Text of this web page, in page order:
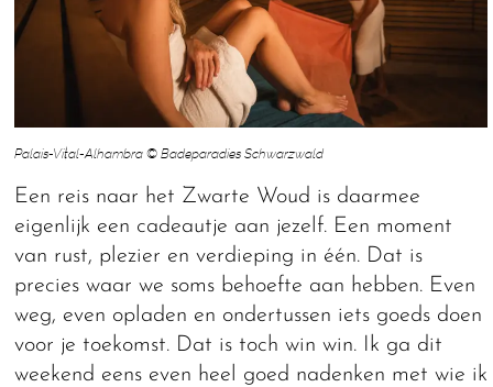
Palais-Vital-Alhambra © Badeparadies Schwarzwald
Een reis naar het Zwarte Woud is daarmee
eigenlijk een cadeautje aan jezelf. Een moment
van rust, plezier en verdieping in één. Dat is
precies waar we soms behoefte aan hebben. Even
weg, even opladen en ondertussen iets goeds doen
voor je toekomst. Dat is toch win win. Ik ga dit
weekend eens even heel goed nadenken met wie ik